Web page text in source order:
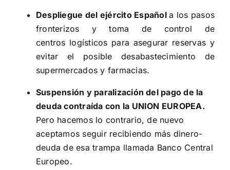
Despliegue del ejército Española los pasos
fronterizos y toma de control de
centros logísticos para asegurar reservas y
evitar el posible desabastecimiento de
supermercados y farmacias.
Suspensión y paralización del pago de la
deuda contraída con la UNION EUROPEA.
Pero hacemos lo contrario, de nuevo
aceptamos seguir recibiendo más dinero-
deuda de esa trampa llamada Banco Central
Europeo.